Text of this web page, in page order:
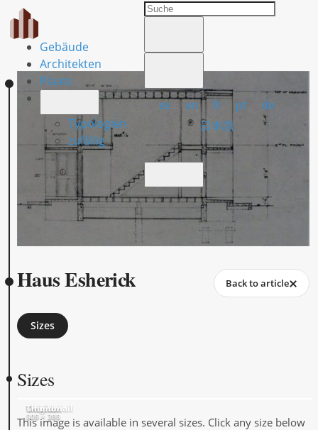
Gebäude
Architekten
Plaats
Typologien
zufällig
es en fr pt
de
日本語
Haus Esherick Back to article
Sizes
Sizes
Original
600 × 360
Medium
500 × 300
Thumbnail
205 × 205
This image is available in several sizes. Click any size below